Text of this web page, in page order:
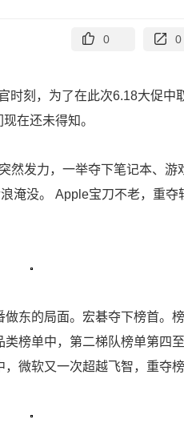
0 0
刻，为了在此次6.18大促中
在还未得知。
然发力，一举夺下笔记本、游
淹没。 Apple宝刀不老，重
东的局面。宏碁夺下榜首。
榜单中，第二梯队榜单第四
微软又一次超越飞智，重夺榜